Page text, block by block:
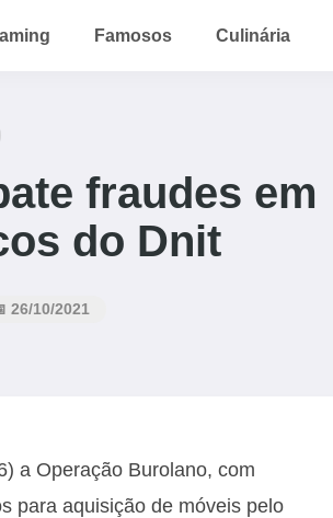
Famosos Culinária
fraudes em
do Dnit
26/10/2021
a Operação Burolano, com
para aquisição de móveis pelo